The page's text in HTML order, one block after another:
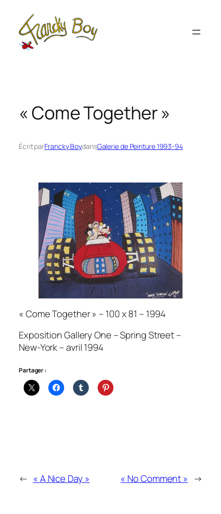
contenu
« Come Together »
Écrit parFrancky BoydansGalerie de Peinture 1993-94
« Come Together » – 100 x 81 – 1994
Exposition Gallery One – Spring Street –
New-York – avril 1994
Partager :
← « A Nice Day » « No Comment » →